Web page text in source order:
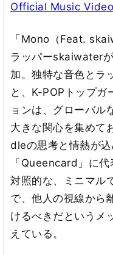
Official Music Video
「Mono（Feat.
ラッパーskaiwater
加。独特な音色とラ
と、K-POPトップガ
ョンは、グローバル
大きな関心を集めて
dleの思考と情熱が込
「Queencard」に
対照的な、ミニマル
で、他人の視線から
けるべきだというメ
えている。